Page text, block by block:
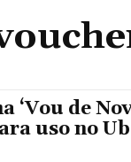
‘Vou de
uso no